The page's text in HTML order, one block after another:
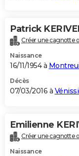
Patrick
Créer une cagnotte
Naissance
16/11/1954 à
Décès
07/03/2016 à
Emilienne
Créer une cagnotte
Naissance